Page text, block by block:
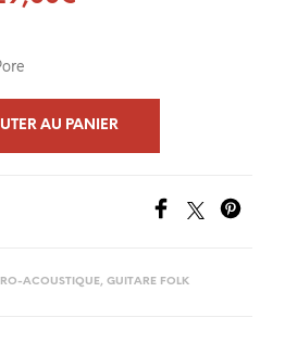
:
est :
AU PANIER
ACOUSTIQUE, GUITARE FOLK